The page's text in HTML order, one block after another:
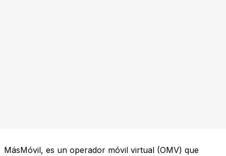
MásMóvil, es un operador móvil virtual (OMV) que